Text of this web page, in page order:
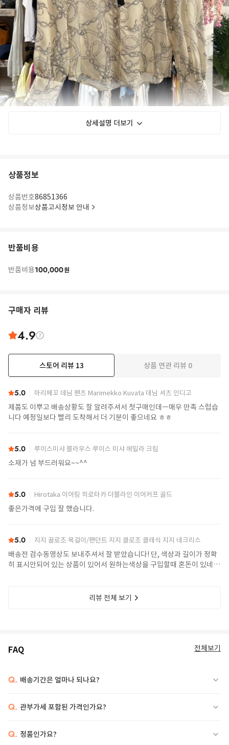
상세설명 더보기
상품정보
상품번호86851366
상품정보상품고시정보 안내
반품비용
반품비용100,000원
구매자 리뷰
4.9
스토어 리뷰 13 상품 연관 리뷰 0
5.0 마리메꼬 데님 팬츠 Marimekko Kuvata 데님 셔츠 인디고
제품도 이뿌고 배송상황도 잘 알려주셔서 첫구매인데ㅡ매우 만족 스럽습
니다 예정일보다 빨리 도착해서 더 기분이 좋으네요 ㅎㅎ
5.0 루이스미샤 블라우스 루이스 미샤 에밀라 크림
소재가 넘 부드러워요~~^^
5.0 Hirotaka 이어링 히로타카 더블라인 이어커프 골드
좋은가격에 구입 잘 했습니다.
5.0 지지 끌로조 목걸이/팬던트 지지 클로조 클래식 지지 네크리스
배송전 검수동영상도 보내주셔서 잘 받았습니다! 단, 색상과 길이가 정확
히 표시안되어 있는 상품이 있어서 원하는색상을 구입할때 혼돈이 있네
리뷰 전체 보기
FAQ 전체보기
Q. 배송기간은 얼마나 되나요?
Q. 관부가세 포함된 가격인가요?
Q. 정품인가요?